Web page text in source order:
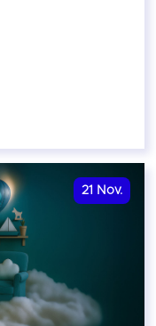
21 Nov.